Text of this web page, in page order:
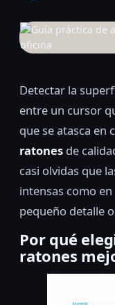
Detectar la
entre un cursor
que se atasca en
ratones de
casi olvidas que
intensas como
pequeño detalle
Por qué
ratones